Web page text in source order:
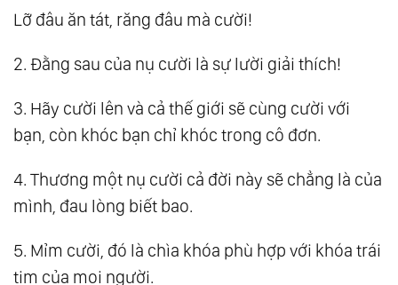
Lỡ đâu ăn tát, răng đâu mà cười!
2. Đằng sau của nụ cười là sự lười giải thích!
3. Hãy cười lên và cả thế giới sẽ cùng cười với
bạn, còn khóc bạn chỉ khóc trong cô đơn.
4. Thương một nụ cười cả đời này sẽ chẳng là của
mình, đau lòng biết bao.
5. Mỉm cười, đó là chìa khóa phù hợp với khóa trái
tim của mọi người.